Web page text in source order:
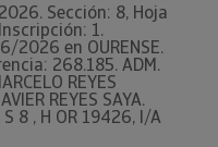
Sección: 8, Hoja
1.
2026 en OURENSE.
268.185. ADM.
REYES
REYES SAYA.
8 , H OR 19426, I/A